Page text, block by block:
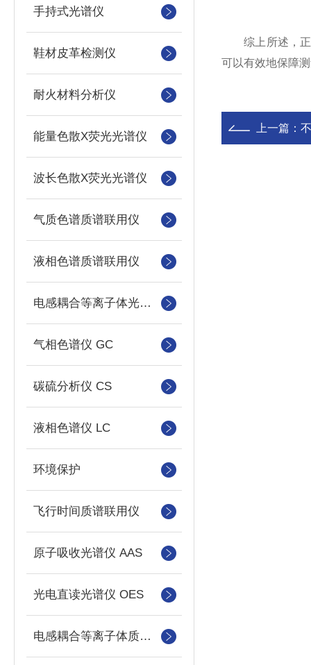
手持式光谱仪
鞋材皮革检测仪
耐火材料分析仪
能量色散X荧光光谱仪
波长色散X荧光光谱仪
气质色谱质谱联用仪
液相色谱质谱联用仪
电感耦合等离子体光谱仪
气相色谱仪 GC
碳硫分析仪 CS
液相色谱仪 LC
环境保护
飞行时间质谱联用仪
原子吸收光谱仪 AAS
光电直读光谱仪 OES
电感耦合等离子体质谱仪
综上所述，正
可以有效地保障
上一篇：